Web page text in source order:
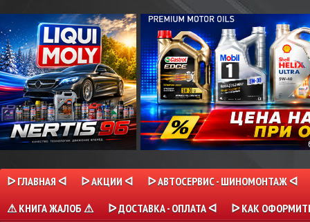
ᐅ ГЛАВНАЯ ᐊ ᐅ АКЦИИ ᐊ
ᐅ АВТОСЕРВИС - ШИНОМОНТАЖ ᐊ
⚠ КНИГА ЖАЛОБ ⚠
ᐅ ДОСТАВКА - ОПЛАТА ᐊ ᐅ КАК